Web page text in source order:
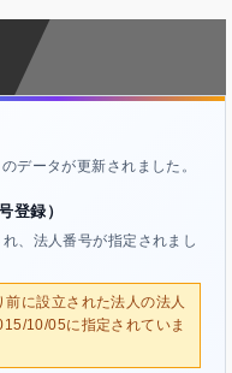
データが更新されました。
登録）
、法人番号が指定されまし
に設立された法人の法人
10/05に指定されていま